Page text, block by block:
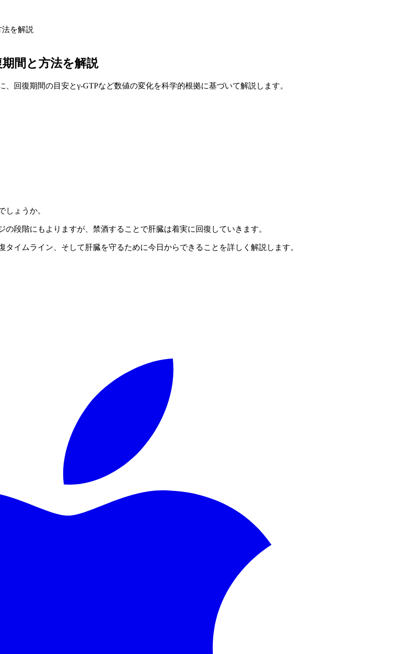
を解説
間と方法を解説
回復期間の目安とγ-GTPなど数値の変化を科学的根拠に基づいて解説します。
しょうか。
の段階にもよりますが、禁酒することで肝臓は着実に回復していきます。
イムライン、そして肝臓を守るために今日からできることを詳しく解説します。